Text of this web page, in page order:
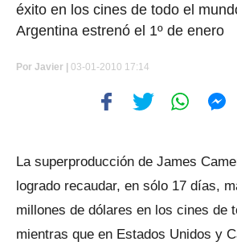
éxito en los cines de todo el
Argentina estrenó el 1º de enero
Por Javier | 03-01-2010 17:14
La superproducción de James
logrado recaudar, en sólo 17 días,
millones de dólares en los cines de
mientras que en Estados Unidos y